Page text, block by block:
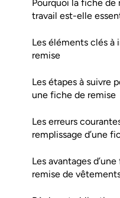
Pourquoi la fiche
travail est-elle
Les éléments clés à
remise
Les étapes à suivre
une fiche de remise
Les erreurs
remplissage d’une
Les avantages
remise de